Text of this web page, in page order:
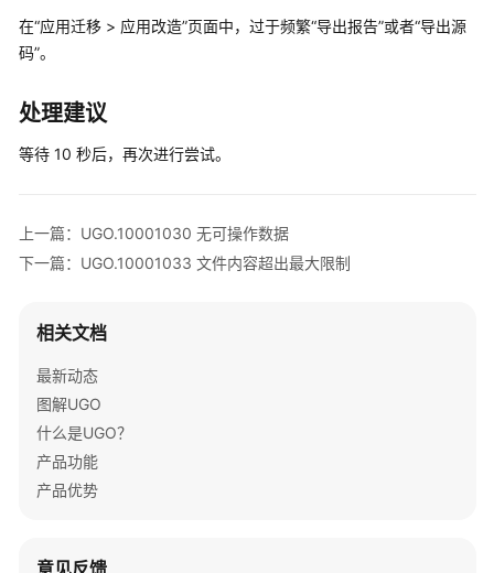
快
速
门
用
南
库
估
对
迁
移
在“应用迁移 > 应用改造”页面中，过于频繁“导出报告”或者“导出源
码”。
处理建议
等待 10 秒后，再次进行尝试。
上一篇：UGO.10001030 无可操作数据
下一篇：UGO.10001033 文件内容超出最大限制
相关文档
最新动态
图解UGO
什么是UGO？
产品功能
产品优势
意见反馈